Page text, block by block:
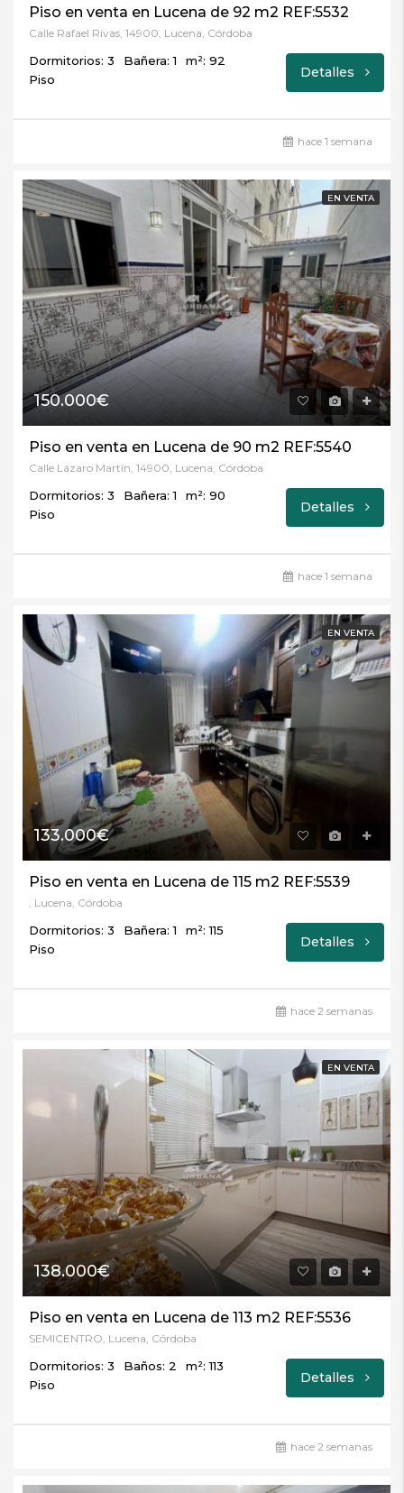
Piso en venta en Lucena de 92 m2 REF:5532
Calle Rafael Rivas, 14900, Lucena, Córdoba
Dormitorios: 3 Bañera: 1
m²: 92
Piso
Detalles
hace 1 semana
EN VENTA
150.000€
Piso en venta en Lucena de 90 m2 REF:5540
Calle Lázaro Martín, 14900, Lucena, Córdoba
Dormitorios: 3 Bañera: 1
m²: 90
Piso
Detalles
hace 1 semana
EN VENTA
133.000€
Piso en venta en Lucena de 115 m2 REF:5539
, Lucena, Córdoba
Dormitorios: 3 Bañera: 1
m²: 115
Piso
Detalles
hace 2 semanas
EN VENTA
138.000€
Piso en venta en Lucena de 113 m2 REF:5536
SEMICENTRO, Lucena, Córdoba
Dormitorios: 3 Baños: 2
m²: 113
Piso
Detalles
hace 2 semanas